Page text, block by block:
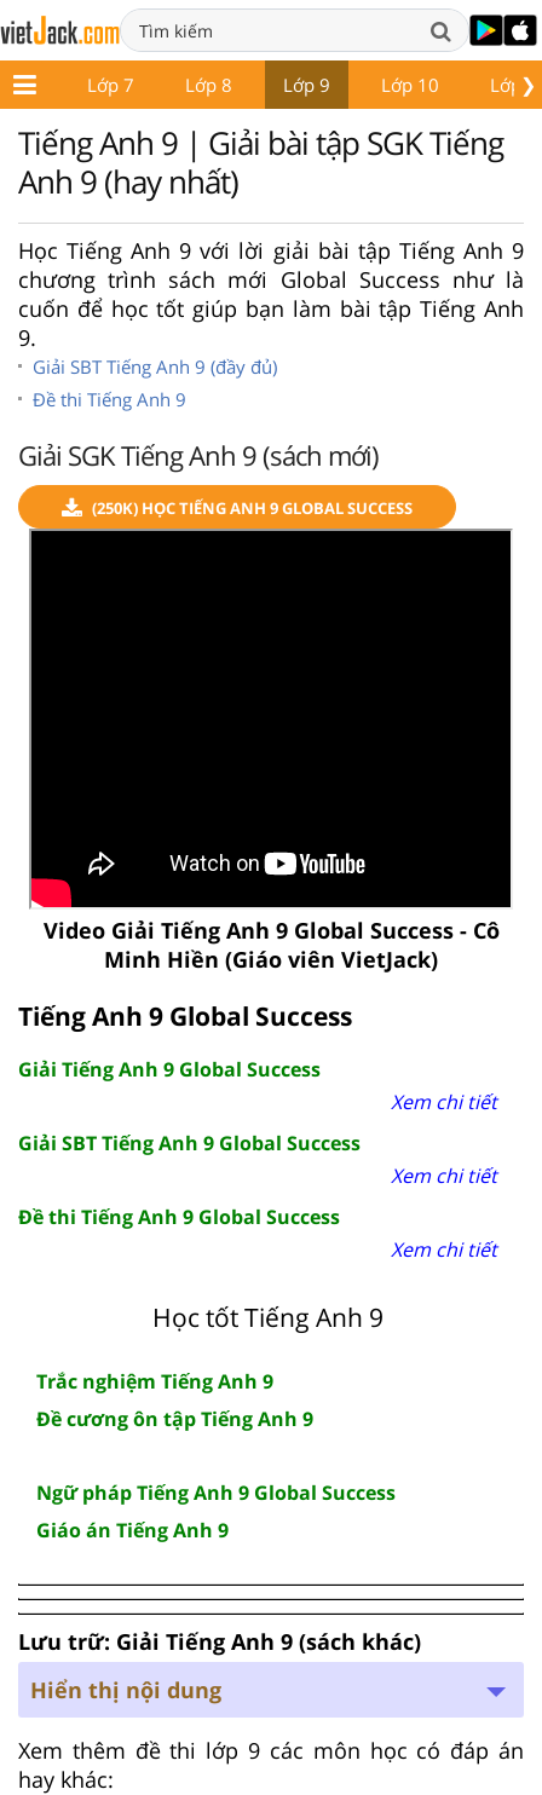
❯
6 Lớp 7 Lớp 8 Lớp 9 Lớp 10 Lớp
Tiếng Anh 9 | Giải bài tập SGK Tiếng
Anh 9 (hay nhất)
Học Tiếng Anh 9 với lời giải bài tập Tiếng Anh 9
chương trình sách mới Global Success như là
cuốn để học tốt giúp bạn làm bài tập Tiếng Anh
9.
Giải SBT Tiếng Anh 9 (đầy đủ)
Đề thi Tiếng Anh 9
Giải SGK Tiếng Anh 9 (sách mới)
(250K) HỌC TIẾNG ANH 9 GLOBAL SUCCESS
Video Giải Tiếng Anh 9 Global Success - Cô
Minh Hiền (Giáo viên VietJack)
Tiếng Anh 9 Global Success
Giải Tiếng Anh 9 Global Success
Xem chi tiết
Giải SBT Tiếng Anh 9 Global Success
Xem chi tiết
Đề thi Tiếng Anh 9 Global Success
Xem chi tiết
Học tốt Tiếng Anh 9
Trắc nghiệm Tiếng Anh 9
Đề cương ôn tập Tiếng Anh 9
Ngữ pháp Tiếng Anh 9 Global Success
Giáo án Tiếng Anh 9
Lưu trữ: Giải Tiếng Anh 9 (sách khác)
Hiển thị nội dung
Xem thêm đề thi lớp 9 các môn học có đáp án
hay khác: